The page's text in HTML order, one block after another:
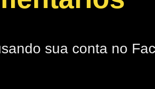
sua conta no